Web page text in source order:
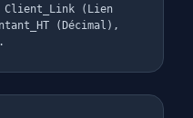
Client_Link (Lien
(Décimal),